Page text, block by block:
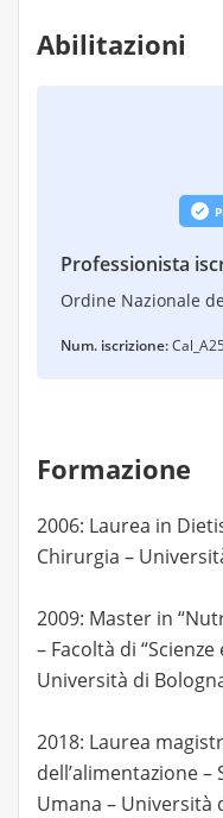
Abilitazioni
Professionista
Ordine Nazionale
Num. iscrizione:
Formazione
2006: Laurea in
Chirurgia –
2009: Master in
– Facoltà di
Università di
2018: Laurea
dell’alimentazione –
Umana – Università